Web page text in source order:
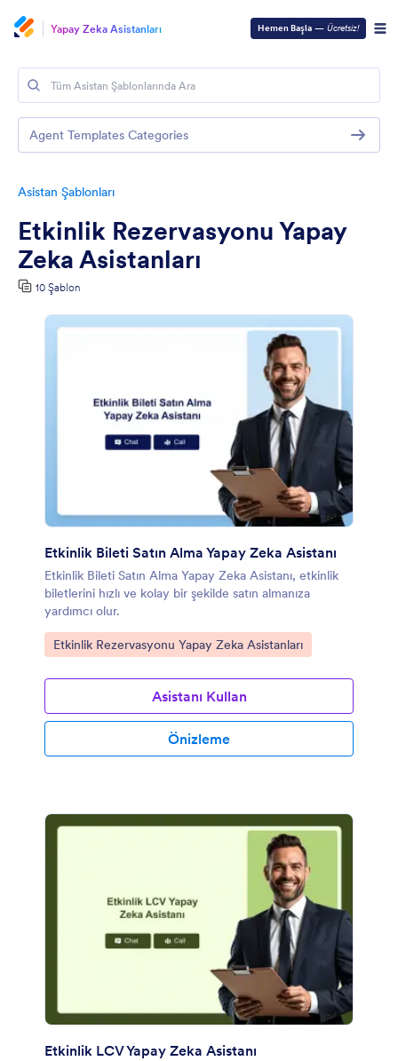
Yapay Zeka Asistanları Hemen Başla — Ücretsiz!
Asistan Şablonları
Etkinlik Rezervasyonu Yapay
Zeka Asistanları
10 Şablon
Etkinlik Bileti Satın Alma Yapay Zeka Asistanı
Etkinlik Bileti Satın Alma Yapay Zeka Asistanı, etkinlik
biletlerini hızlı ve kolay bir şekilde satın almanıza
yardımcı olur.
Kategoriye git:
Etkinlik Rezervasyonu Yapay Zeka Asistanları
Asistanı Kullan
Önizleme
Etkinlik LCV Yapay Zeka Asistanı
Agent Templates Categories